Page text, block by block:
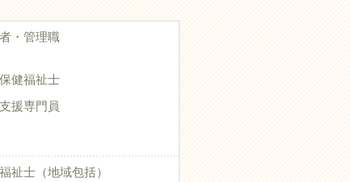
・管理職
健福祉士
援専門員
祉士（地域包括）